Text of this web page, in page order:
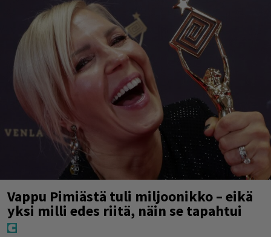
Vappu Pimiästä tuli miljoonikko – eikä
yksi milli edes riitä, näin se tapahtui